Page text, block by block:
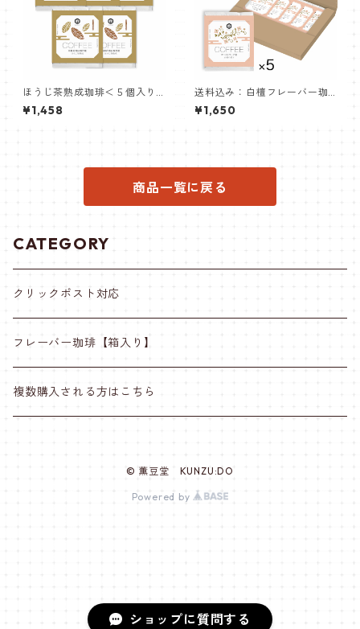
ショップに質問する
ほうじ茶熟成珈琲＜５個入り
＞
¥1,458
送料込み：白檀フレーバー珈
琲＜５個入り＞
¥1,650
商品一覧に戻る
CATEGORY
クリックポスト対応
フレーバー珈琲【箱入り】
複数購入される方はこちら
© 薫豆堂 KUNZU:DO
Powered by